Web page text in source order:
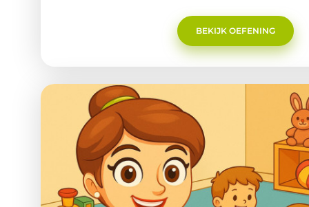
opdrachten.praatjuf-praatplaat-thema-supermarkt.pdf
BEKIJK OEFENING